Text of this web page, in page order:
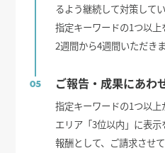
るよう継続して対策してい
指定キーワードの1つ以
2週間から4週間いただきま
05 ご報告・成果にあわ
指定キーワードの1つ以
エリア「3位以内」に表
報酬として、ご請求させて